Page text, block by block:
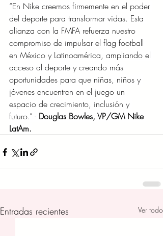
“En Nike creemos firmemente en el poder
del deporte para transformar vidas. Esta
alianza con la FMFA refuerza nuestro
compromiso de impulsar el flag football
en México y Latinoamérica, ampliando el
acceso al deporte y creando más
oportunidades para que niñas, niños y
jóvenes encuentren en el juego un
espacio de crecimiento, inclusión y
futuro.” - Douglas Bowles, VP/GM Nike
LatAm.
Entradas recientes Ver todo